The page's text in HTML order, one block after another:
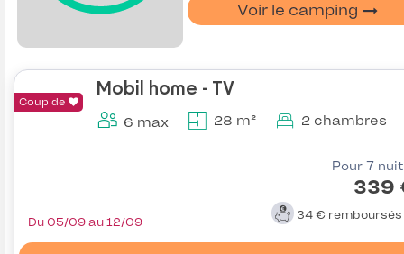
Voir le camping
Coup de
Mobil home - TV
6 max 28 m² 2 chambres
Pour 7
339
34 € remboursés
Du 05/09 au 12/09